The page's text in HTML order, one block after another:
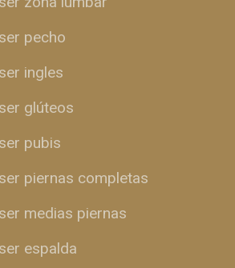
pecho
ingles
glúteos
pubis
piernas completas
medias piernas
espalda